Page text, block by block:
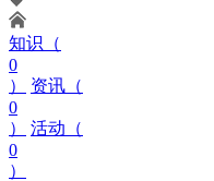
知识（
0
）
资讯（
0
）
活动（
0
）